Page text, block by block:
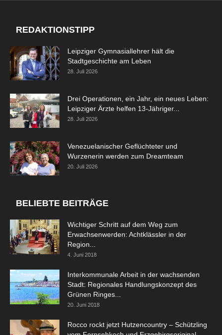
REDAKTIONSTIPP
Leipziger Gymnasiallehrer hält die
Stadtgeschichte am Leben
28. Juli 2026
Drei Operationen, ein Jahr, ein neues Leben:
Leipziger Ärzte helfen 13-Jähriger...
28. Juli 2026
Venezuelanischer Geflüchteter und
Wurzenerin werden zum Dreamteam
20. Juli 2026
BELIEBTE BEITRÄGE
Wichtiger Schritt auf dem Weg zum
Erwachsenwerden: Achtklässler in der
Region...
4. Juni 2018
Interkommunale Arbeit in der wachsenden
Stadt: Regionales Handlungskonzept des
Grünen Ringes...
20. Juni 2018
Rocco rockt jetzt Hutzencountry – Schützling